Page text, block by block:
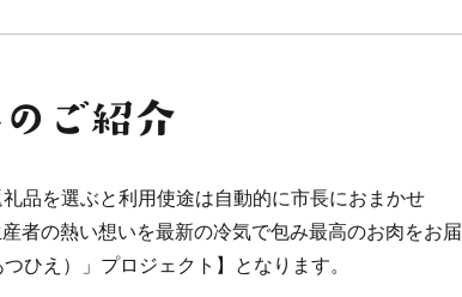
品を選ぶと利用使途は自動的に市長におまかせ
産者の熱い想いを最新の冷気で包み最高のお肉をお届
ひえ）」プロジェクト】となります。